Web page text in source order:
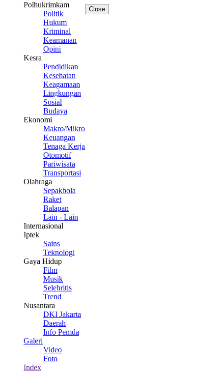
Polhukrimkam
Politik
Hukum
Kriminal
Keamanan
Opini
Kesra
Pendidikan
Kesehatan
Keagamaan
Lingkungan
Sosial
Budaya
Ekonomi
Makro/Mikro
Keuangan
Tenaga Kerja
Otomotif
Pariwisata
Transportasi
Olahraga
Sepakbola
Raket
Balapan
Lain - Lain
Internasional
Iptek
Sains
Teknologi
Gaya Hidup
Film
Musik
Selebritis
Trend
Nusantara
DKI Jakarta
Daerah
Info Pemda
Galeri
Video
Foto
Index
Close